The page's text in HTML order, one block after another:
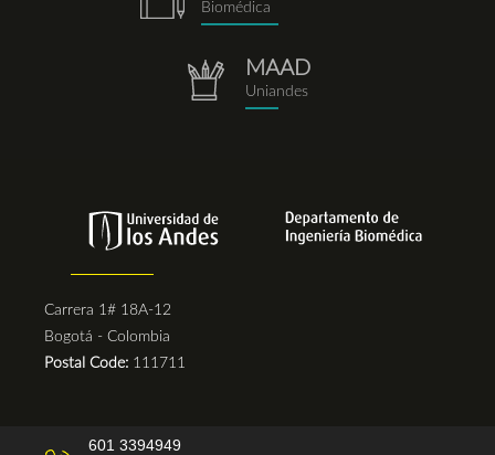
Biomédica
repositorio.png
MAAD
Uniandes
Carrera 1# 18A-12
Bogotá - Colombia
Postal Code: 111711
601 3394949